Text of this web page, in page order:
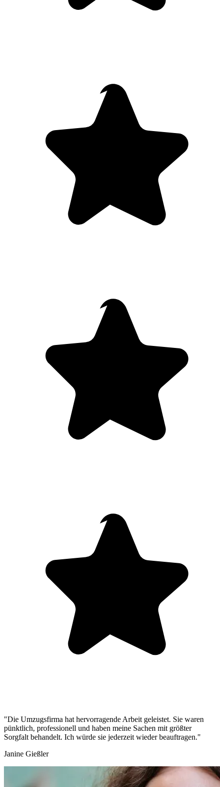
"Die Umzugsfirma hat hervorragende Arbeit geleistet. Sie waren
pünktlich, professionell und haben meine Sachen mit größter
Sorgfalt behandelt. Ich würde sie jederzeit wieder beauftragen."
Janine Gießler